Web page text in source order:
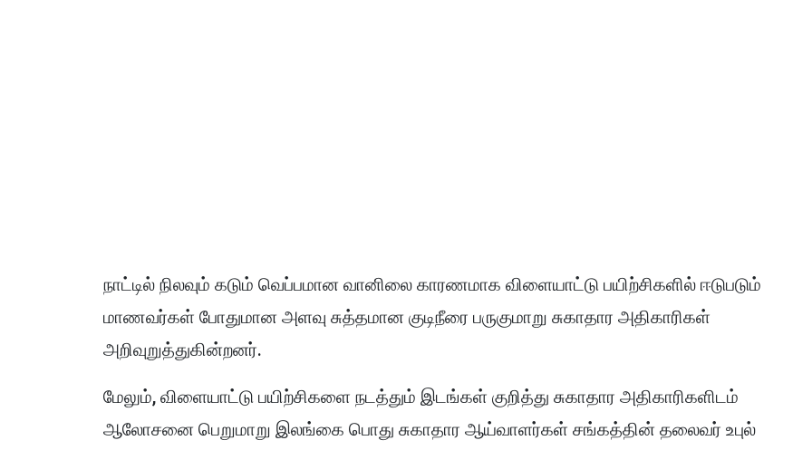
நாட்டில் நிலவும் கடும் வெப்பமான வானிலை காரணமாக விளையாட்டு பயிற்சிகளில் ஈடுபடும்
மாணவர்கள் போதுமான அளவு சுத்தமான குடிநீரை பருகுமாறு சுகாதார அதிகாரிகள்
அறிவுறுத்துகின்றனர்.
மேலும், விளையாட்டு பயிற்சிகளை நடத்தும் இடங்கள் குறித்து சுகாதார அதிகாரிகளிடம்
ஆலோசனை பெறுமாறு இலங்கை பொது சுகாதார ஆய்வாளர்கள் சங்கத்தின் தலைவர் உபுல்